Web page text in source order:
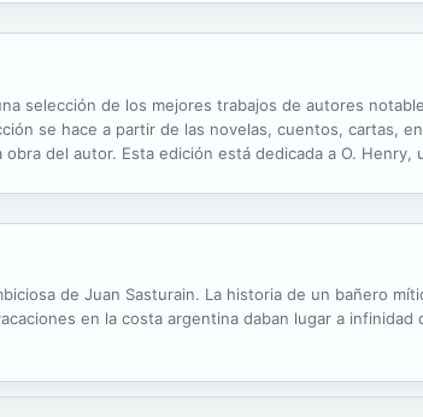
selección de los mejores trabajos de autores
se hace a partir de las novelas, cuentos, cartas,
del autor. Esta edición está dedicada a O.
de Juan Sasturain. La historia de un bañero
en la costa argentina daban lugar a